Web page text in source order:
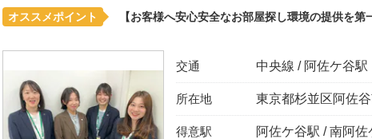
オススメポイント 【お客様へ安心安全なお部屋探し環境の提供を第
交通 中央線 / 阿佐ケ谷駅
所在地 東京都杉並区阿佐
得意駅 阿佐ケ谷駅 / 南阿